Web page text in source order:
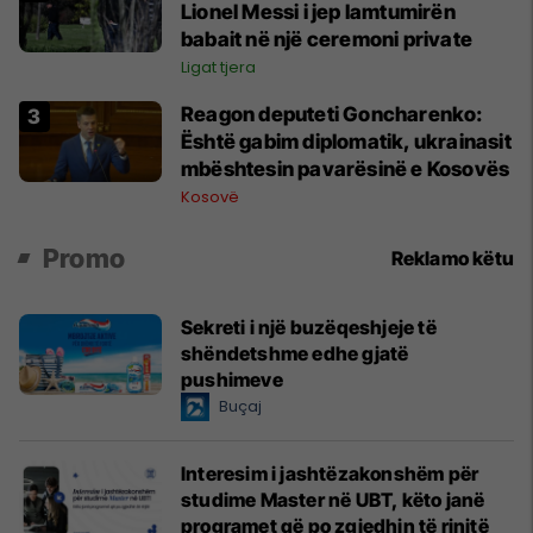
Lionel Messi i jep lamtumirën
babait në një ceremoni private
Ligat tjera
Reagon deputeti Goncharenko:
Është gabim diplomatik, ukrainasit
mbështesin pavarësinë e Kosovës
Kosovë
Promo Reklamo këtu
Sekreti i një buzëqeshjeje të
shëndetshme edhe gjatë
pushimeve
Buçaj
Interesim i jashtëzakonshëm për
studime Master në UBT, këto janë
programet që po zgjedhin të rinjtë